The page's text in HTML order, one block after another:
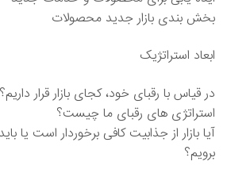
بخش بندی بازار جدید محصولات
ابعاد استراتژیک
در قیاس با رقبای خود، کجای بازار قرار داریم؟
استراتژی های رقبای ما چیست؟
آیا بازار از جذابیت کافی برخوردار است یا
برویم؟